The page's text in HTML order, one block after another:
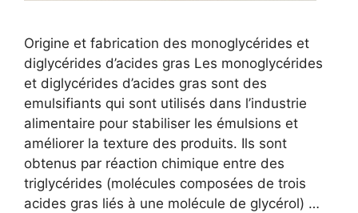
Origine et fabrication des monoglycérides et
diglycérides d’acides gras Les monoglycérides
et diglycérides d’acides gras sont des
emulsifiants qui sont utilisés dans l’industrie
alimentaire pour stabiliser les émulsions et
améliorer la texture des produits. Ils sont
obtenus par réaction chimique entre des
triglycérides (molécules composées de trois
acides gras liés à une molécule de glycérol) …